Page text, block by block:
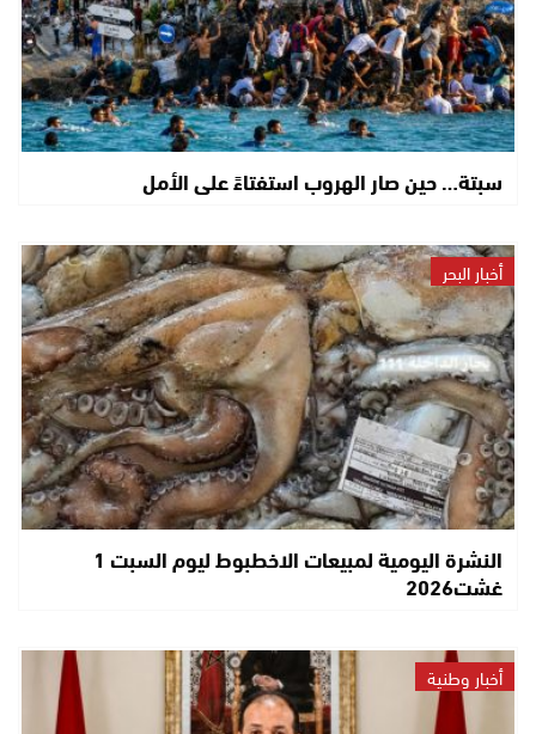
سبتة… حين صار الهروب استفتاءً على الأمل
أخبار البحر
النشرة اليومية لمبيعات الاخطبوط ليوم السبت 1
غشت2026
أخبار وطنية